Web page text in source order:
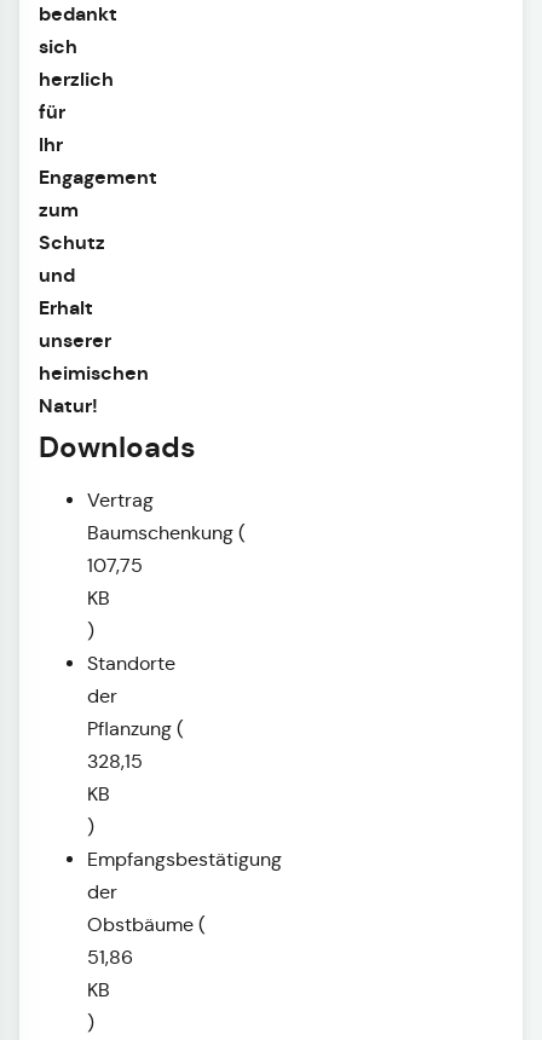
bedankt
sich
herzlich
für
Ihr
Engagement
zum
Schutz
und
Erhalt
unserer
heimischen
Natur!
Downloads
Vertrag
Baumschenkung (
107,75
KB
)
Standorte
der
Pflanzung (
328,15
KB
)
Empfangsbestätigung
der
Obstbäume (
51,86
KB
)